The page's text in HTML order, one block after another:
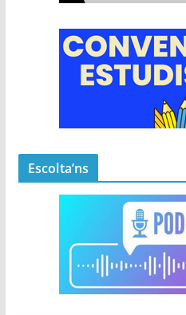
Escolta’ns